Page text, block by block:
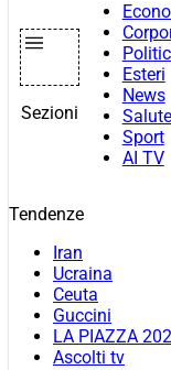
Sezioni
Esteri
News
Salute
Sport
AI TV
Tendenze
Iran
Ucraina
Ceuta
Guccini
LA PIAZZA
Ascolti tv